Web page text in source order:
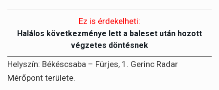
Ez is érdekelheti:
Halálos következménye lett a baleset után hozott
végzetes döntésnek
Helyszín: Békéscsaba – Fürjes, 1. Gerinc Radar
Mérőpont területe.